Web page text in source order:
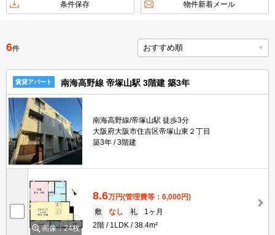
不動産会社から
TOP
条件保存 物件新着メール
6件
賃貸アパート 南海高野線 帝塚山駅 3階建 築3年
南海高野線/帝塚山駅 徒歩3分
大阪府大阪市住吉区帝塚山東２丁目
築3年
3階建
画像：24枚
8.6万円(管理費等：6,000円)
敷
なし 礼
1ヶ月
2階
1LDK 38.4m²